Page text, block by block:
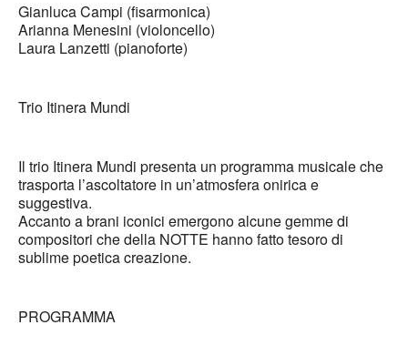
Gianluca Campi (fisarmonica)
Arianna Menesini (violoncello)
Laura Lanzetti (pianoforte)
Trio Itinera Mundi
Il trio Itinera Mundi presenta un programma musicale che
trasporta l’ascoltatore in un’atmosfera onirica e
suggestiva.
Accanto a brani iconici emergono alcune gemme di
compositori che della NOTTE hanno fatto tesoro di
sublime poetica creazione.
PROGRAMMA